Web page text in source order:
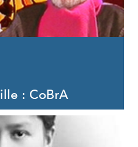
: CoBrA